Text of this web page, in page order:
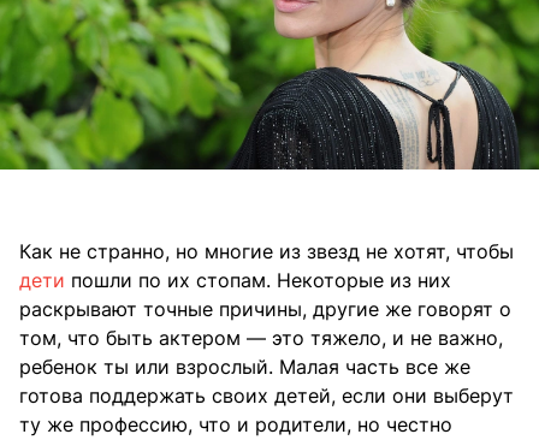
Как не странно, но многие из звезд не хотят, чтобы
дети пошли по их стопам. Некоторые из них
раскрывают точные причины, другие же говорят о
том, что быть актером — это тяжело, и не важно,
ребенок ты или взрослый. Малая часть все же
готова поддержать своих детей, если они выберут
ту же профессию, что и родители, но честно